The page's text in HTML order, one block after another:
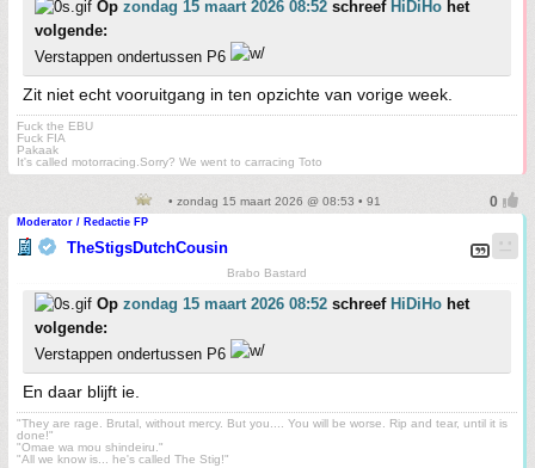
Op zondag 15 maart 2026 08:52 schreef HiDiHo het
volgende:
Verstappen ondertussen P6
Zit niet echt vooruitgang in ten opzichte van vorige week.
Fuck the EBU
Fuck FIA
Pakaak
It's called motorracing.Sorry? We went to carracing Toto
• zondag 15 maart 2026 @ 08:53 • 91
Moderator / Redactie FP
TheStigsDutchCousin
Brabo Bastard
Op zondag 15 maart 2026 08:52 schreef HiDiHo het
volgende:
Verstappen ondertussen P6
En daar blijft ie.
"They are rage. Brutal, without mercy. But you.... You will be worse. Rip and tear, until it is
done!"
"Omae wa mou shindeiru."
"All we know is... he's called The Stig!"